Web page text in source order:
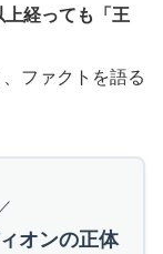
経っても「王
ファクトを語る
オンの正体